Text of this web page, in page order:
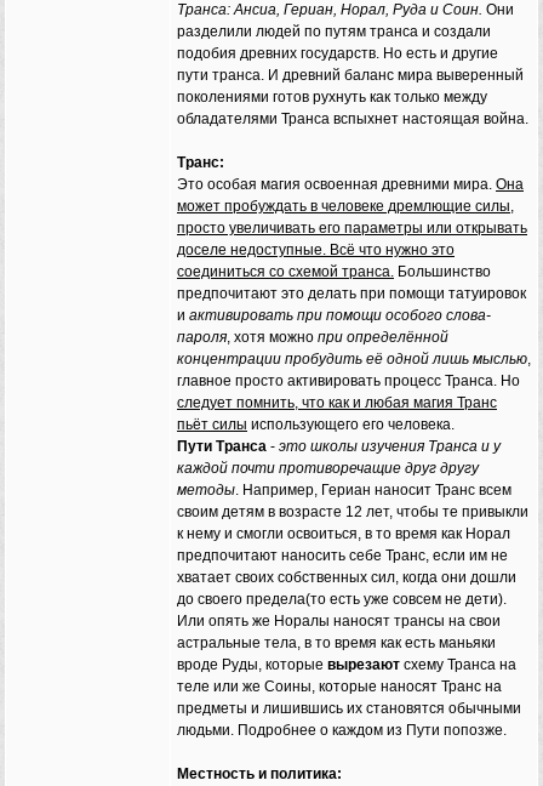
Транса: Ансиа, Гериан, Норал, Руда и Соин. Они
разделили людей по путям транса и создали
подобия древних государств. Но есть и другие
пути транса. И древний баланс мира выверенный
поколениями готов рухнуть как только между
обладателями Транса вспыхнет настоящая война.
Транс:
Это особая магия освоенная древними мира. Она
может пробуждать в человеке дремлющие силы,
просто увеличивать его параметры или открывать
доселе недоступные. Всё что нужно это
соединиться со схемой транса. Большинство
предпочитают это делать при помощи татуировок
и активировать при помощи особого слова-
пароля, хотя можно при определённой
концентрации пробудить её одной лишь мыслью,
главное просто активировать процесс Транса. Но
следует помнить, что как и любая магия Транс
пьёт силы использующего его человека.
Пути Транса - это школы изучения Транса и у
каждой почти противоречащие друг другу
методы. Например, Гериан наносит Транс всем
своим детям в возрасте 12 лет, чтобы те привыкли
к нему и смогли освоиться, в то время как Норал
предпочитают наносить себе Транс, если им не
хватает своих собственных сил, когда они дошли
до своего предела(то есть уже совсем не дети).
Или опять же Норалы наносят трансы на свои
астральные тела, в то время как есть маньяки
вроде Руды, которые вырезают схему Транса на
теле или же Соины, которые наносят Транс на
предметы и лишившись их становятся обычными
людьми. Подробнее о каждом из Пути попозже.
Местность и политика: